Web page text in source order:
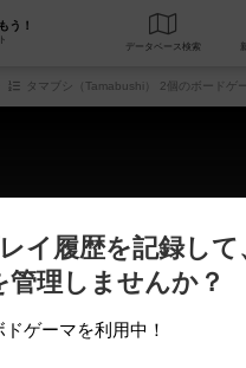
う！
データベース
タマブシ（Tamabushi） 2個のボードゲー
テーマ名、メカニクス名を対象にフリ
ゲームデザイナー名を指定し
ゲームデザイナー
イ履歴を記録して
管理しませんか？
ドゲーマを利用中！